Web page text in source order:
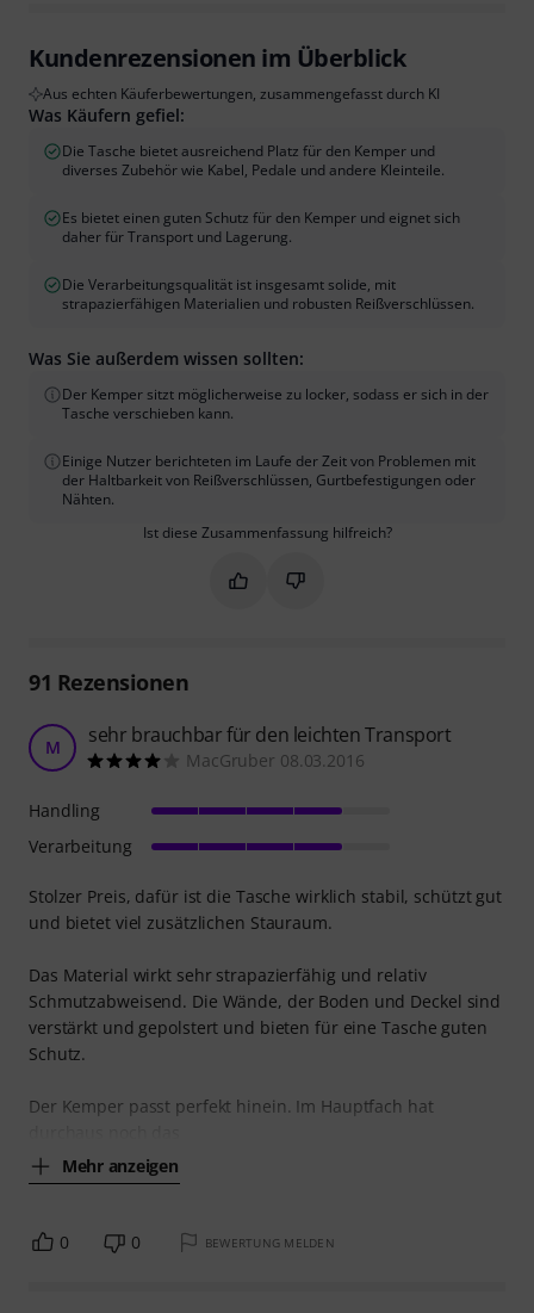
Kundenrezensionen im Überblick
Aus echten Käuferbewertungen, zusammengefasst durch KI
Was Käufern gefiel:
Die Tasche bietet ausreichend Platz für den Kemper und
diverses Zubehör wie Kabel, Pedale und andere Kleinteile.
Es bietet einen guten Schutz für den Kemper und eignet sich
daher für Transport und Lagerung.
Die Verarbeitungsqualität ist insgesamt solide, mit
strapazierfähigen Materialien und robusten Reißverschlüssen.
Was Sie außerdem wissen sollten:
Der Kemper sitzt möglicherweise zu locker, sodass er sich in der
Tasche verschieben kann.
Einige Nutzer berichteten im Laufe der Zeit von Problemen mit
der Haltbarkeit von Reißverschlüssen, Gurtbefestigungen oder
Nähten.
Ist diese Zusammenfassung hilfreich?
Markieren Sie diese
Markieren Sie diese
91 Rezensionen
M sehr brauchbar für den leichten Transport
MacGruber 08.03.2016
Stolzer Preis, dafür ist die Tasche wirklich stabil, schützt gut
und bietet viel zusätzlichen Stauraum.
Das Material wirkt sehr strapazierfähig und relativ
Schmutzabweisend. Die Wände, der Boden und Deckel sind
verstärkt und gepolstert und bieten für eine Tasche guten
Schutz.
Der Kemper passt perfekt hinein. Im Hauptfach hat
Mehr anzeigen
Handling
Verarbeitung
0 0 BEWERTUNG MELDEN